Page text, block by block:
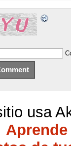
usa